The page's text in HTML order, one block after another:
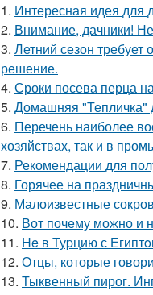
1. Интересная идея для
2. Внимание, дачники!
3. Летний сезон требует
решение.
4. Сроки посева перца
5. Домашняя "Тепличка"
6. Перечень наиболее
хозяйствах, так и в
7. Рекомендации для
8. Горячее на
9. Малоизвестные
10. Вот почему можно и
11. He в Туpцию с
12. Отцы, которые
13. Тыквенный пирог.